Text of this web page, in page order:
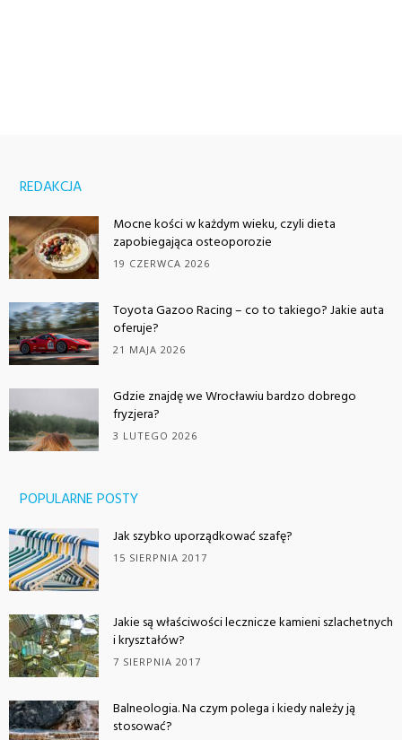
REDAKCJA
Mocne kości w każdym wieku, czyli dieta
zapobiegająca osteoporozie
19 CZERWCA 2026
Toyota Gazoo Racing – co to takiego? Jakie auta
oferuje?
21 MAJA 2026
Gdzie znajdę we Wrocławiu bardzo dobrego
fryzjera?
3 LUTEGO 2026
POPULARNE POSTY
Jak szybko uporządkować szafę?
15 SIERPNIA 2017
Jakie są właściwości lecznicze kamieni szlachetnych
i kryształów?
7 SIERPNIA 2017
Balneologia. Na czym polega i kiedy należy ją
stosować?